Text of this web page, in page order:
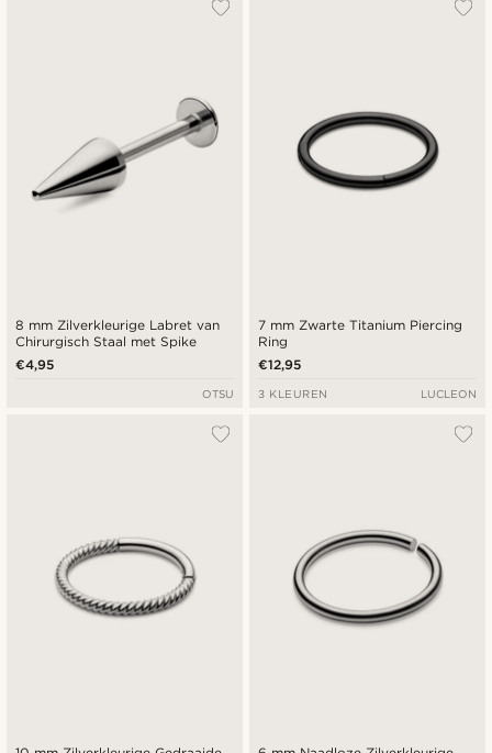
8 mm Zilverkleurige Labret van
Chirurgisch Staal met Spike
€4,95
OTSU
7 mm Zwarte Titanium Piercing
Ring
€12,95
3 KLEUREN LUCLEON